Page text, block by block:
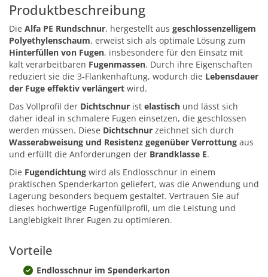
Produktbeschreibung
Die Alfa PE Rundschnur, hergestellt aus geschlossenzelligem
Polyethylenschaum, erweist sich als optimale Lösung zum
Hinterfüllen von Fugen, insbesondere für den Einsatz mit
kalt verarbeitbaren Fugenmassen. Durch ihre Eigenschaften
reduziert sie die 3-Flankenhaftung, wodurch die Lebensdauer
der Fuge effektiv verlängert wird.
Das Vollprofil der Dichtschnur ist elastisch und lässt sich
daher ideal in schmalere Fugen einsetzen, die geschlossen
werden müssen. Diese Dichtschnur zeichnet sich durch
Wasserabweisung und Resistenz gegenüber Verrottung aus
und erfüllt die Anforderungen der Brandklasse E.
Die Fugendichtung wird als Endlosschnur in einem
praktischen Spenderkarton geliefert, was die Anwendung und
Lagerung besonders bequem gestaltet. Vertrauen Sie auf
dieses hochwertige Fugenfüllprofil, um die Leistung und
Langlebigkeit Ihrer Fugen zu optimieren.
Vorteile
Endlosschnur im Spenderkarton